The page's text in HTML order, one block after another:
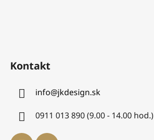
Kontakt
info@jkdesign.sk
0911 013 890 (9.00 - 14.00 hod.)